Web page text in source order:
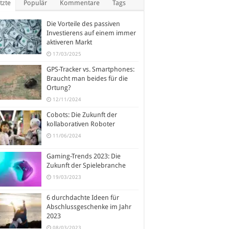
Populär Kommentare Tags
Die Vorteile des passiven
Investierens auf einem immer
aktiveren Markt
17/03/2025
GPS-Tracker vs. Smartphones:
Braucht man beides für die
Ortung?
12/11/2024
Cobots: Die Zukunft der
kollaborativen Roboter
11/06/2024
Gaming-Trends 2023: Die
Zukunft der Spielebranche
19/03/2023
6 durchdachte Ideen für
Abschlussgeschenke im Jahr
2023
08/03/2023